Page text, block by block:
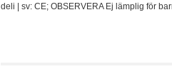
deli | sv: CE; OBSERVERA Ej lämplig för